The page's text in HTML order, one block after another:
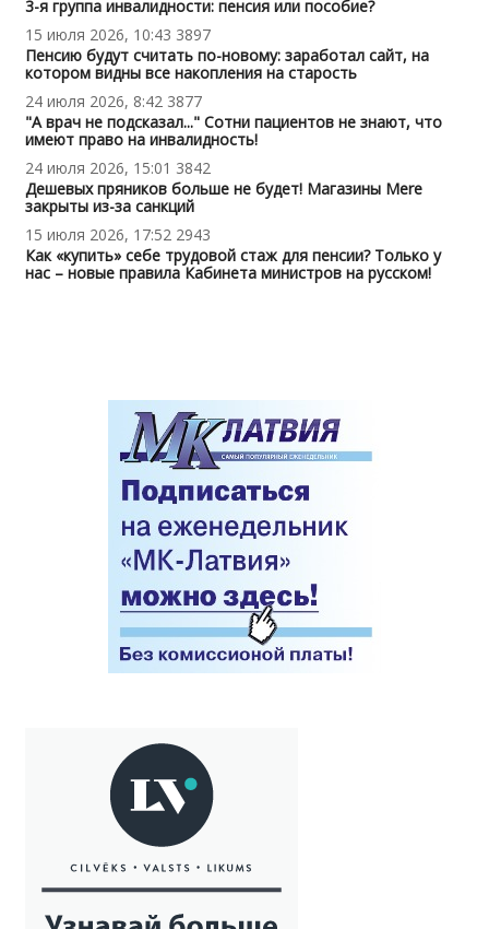
3-я группа инвалидности: пенсия или пособие?
15 июля 2026, 10:43 3897
Пенсию будут считать по-новому: заработал сайт, на
котором видны все накопления на старость
24 июля 2026, 8:42 3877
"А врач не подсказал..." Сотни пациентов не знают, что
имеют право на инвалидность!
24 июля 2026, 15:01 3842
Дешевых пряников больше не будет! Магазины Mere
закрыты из-за санкций
15 июля 2026, 17:52 2943
Как «купить» себе трудовой стаж для пенсии? Только у
нас – новые правила Кабинета министров на русском!